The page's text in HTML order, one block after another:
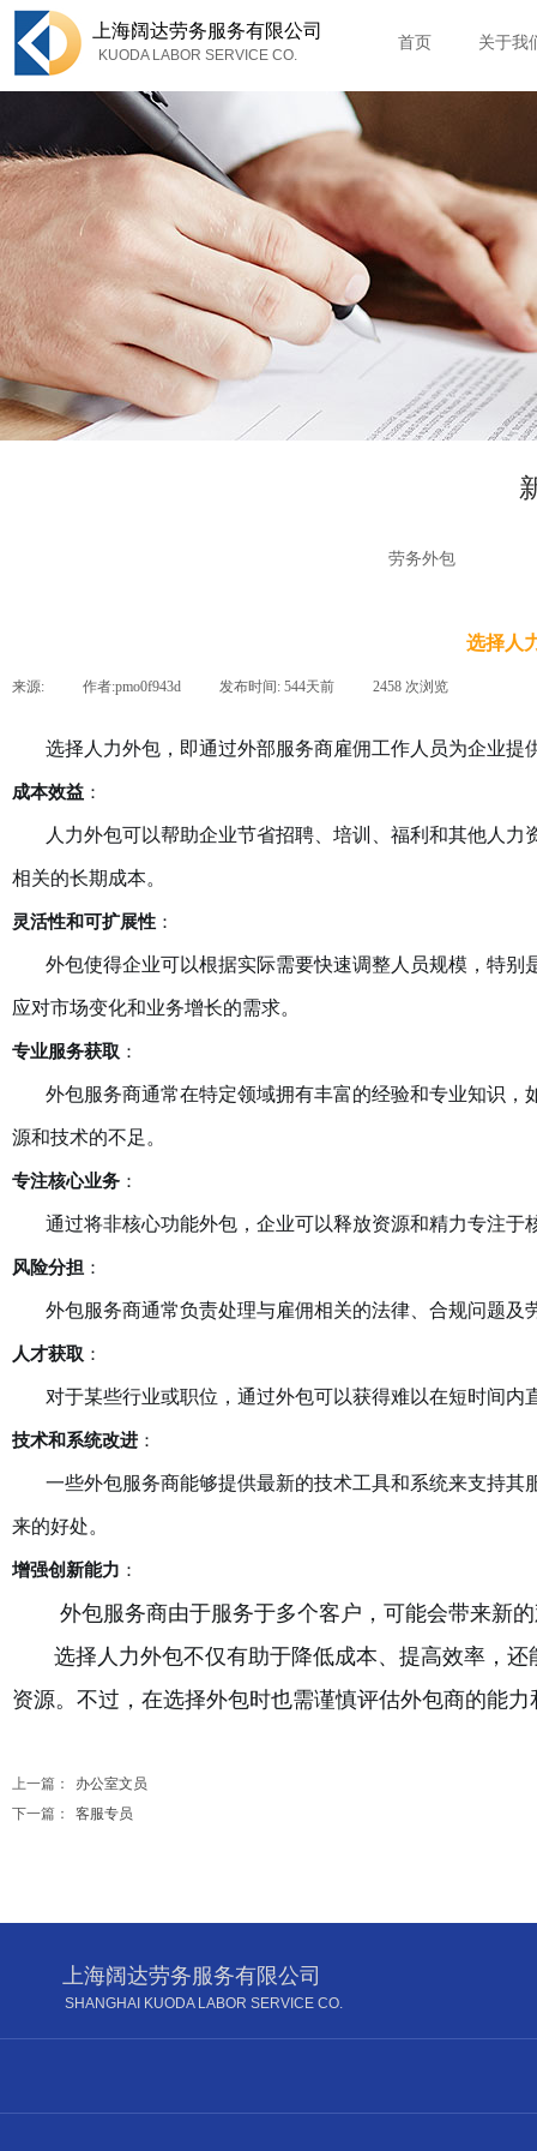
首页 关于我
上海阔达劳务服务有限公司
KUODA LABOR SERVICE CO.
劳务外包
选择人
来源: 作者:pmo0f943d 发布时间: 544天前 2458 次浏览
选择人力外包，即通过外部服务商雇佣工作人员为企业提
成本效益 ：
人力外包可以帮助企业节省招聘、培训、福利和其他人力
相关的长期成本。
灵活性和可扩展性 ：
外包使得企业可以根据实际需要快速调整人员规模，特别
应对市场变化和业务增长的需求。
专业服务获取 ：
外包服务商通常在特定领域拥有丰富的经验和专业知识，
源和技术的不足。
专注核心业务 ：
通过将非核心功能外包，企业可以释放资源和精力专注于
风险分担 ：
外包服务商通常负责处理与雇佣相关的法律、合规问题及
人才获取 ：
对于某些行业或职位，通过外包可以获得难以在短时间内
技术和系统改进 ：
一些外包服务商能够提供最新的技术工具和系统来支持其
来的好处。
增强创新能力 ：
外包服务商由于服务于多个客户，可能会带来新的
选择人力外包不仅有助于降低成本、提高效率，还
资源。不过，在选择外包时也需谨慎评估外包商的能
上一篇：
办公室文员
下一篇：
客服专员
SHANGHAI KUODA LABOR SERVICE CO.
上海阔达劳务服务有限公司